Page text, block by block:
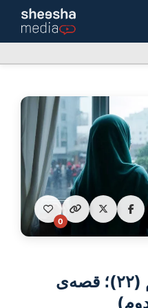
0
پرده را پس می‌زنم (۲۲)؛ قصه‌ی